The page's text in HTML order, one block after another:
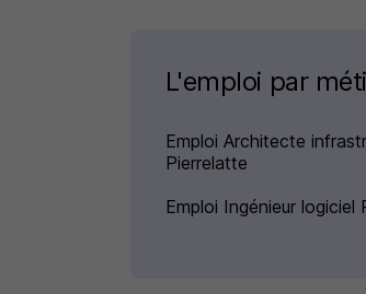
L'emploi par
Emploi Architecte
Pierrelatte
Emploi Ingénieur logiciel